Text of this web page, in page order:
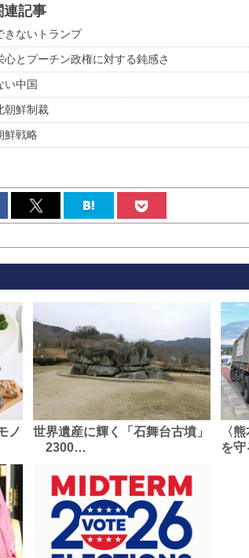
連記事
きないトランプ
心とプーチン政権に対する鈍感さ
い中国
朝鮮制裁
鮮戦略
ノ
世界遺産に輝く「石舞台古墳」
2300…
〈
を